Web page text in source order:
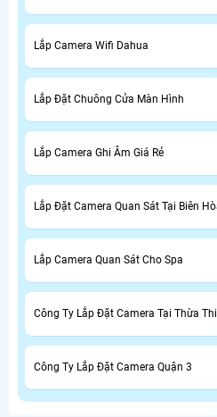
Lắp Camera Wifi Dahua
Lắp Đặt Chuông Cửa Màn Hình
Lắp Camera Ghi Âm Giá Rẻ
Lắp Đặt Camera Quan Sát Tại Biên
Lắp Camera Quan Sát Cho Spa
Công Ty Lắp Đặt Camera Tại Thừa
Công Ty Lắp Đặt Camera Quận 3